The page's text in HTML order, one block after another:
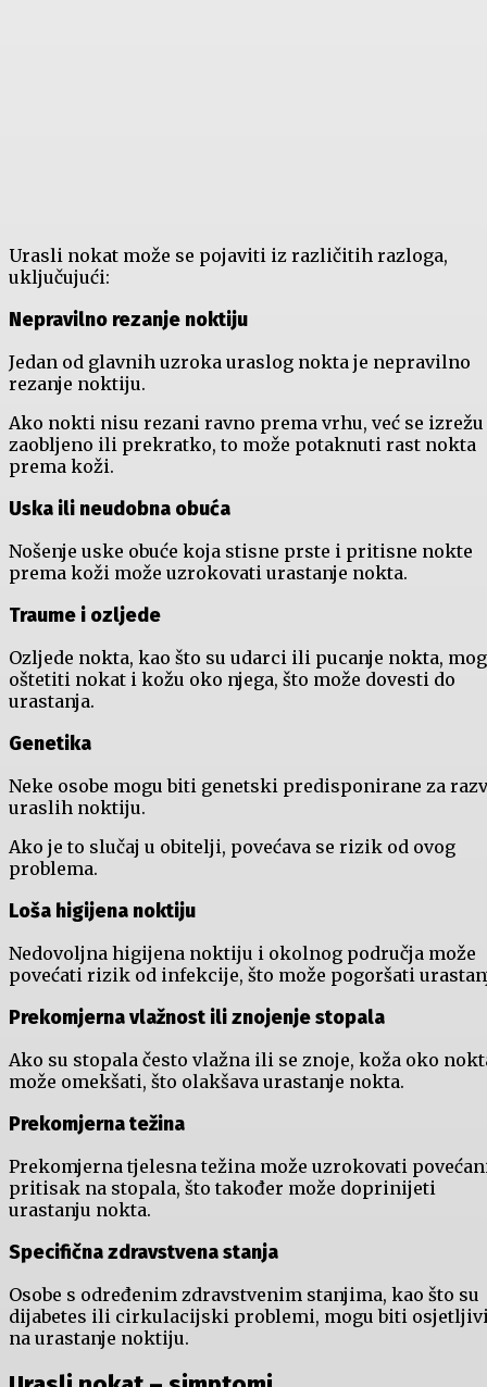
Urasli nokat može se pojaviti iz različitih razloga,
uključujući:
Nepravilno rezanje noktiju
Jedan od glavnih uzroka uraslog nokta je nepravilno
rezanje noktiju.
Ako nokti nisu rezani ravno prema vrhu, već se izrežu
zaobljeno ili prekratko, to može potaknuti rast nokta
prema koži.
Uska ili neudobna obuća
Nošenje uske obuće koja stisne prste i pritisne nokte
prema koži može uzrokovati urastanje nokta.
Traume i ozljede
Ozljede nokta, kao što su udarci ili pucanje nokta,
oštetiti nokat i kožu oko njega, što može dovesti do
urastanja.
Genetika
Neke osobe mogu biti genetski predisponirane za
uraslih noktiju.
Ako je to slučaj u obitelji, povećava se rizik od ovog
problema.
Loša higijena noktiju
Nedovoljna higijena noktiju i okolnog područja može
povećati rizik od infekcije, što može pogoršati
Prekomjerna vlažnost ili znojenje stopala
Ako su stopala često vlažna ili se znoje, koža oko
može omekšati, što olakšava urastanje nokta.
Prekomjerna težina
Prekomjerna tjelesna težina može uzrokovati
pritisak na stopala, što također može doprinijeti
urastanju nokta.
Specifična zdravstvena stanja
Osobe s određenim zdravstvenim stanjima, kao što su
dijabetes ili cirkulacijski problemi, mogu biti
na urastanje noktiju.